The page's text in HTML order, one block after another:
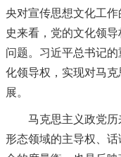
央对宣传思想文化工
史来看，党的文化领
问题。习近平总书记
化领导权，实现对马
展。
马克思主义政党历
形态领域的主导权、